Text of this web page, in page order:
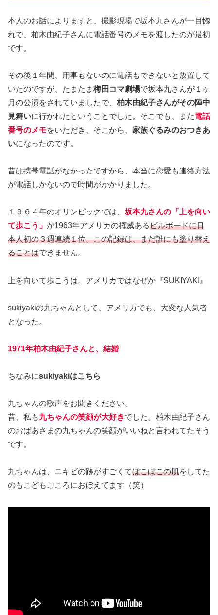
本人のお話によりますと、撮影現場で坂本九さんが一目惚
れで、柏木由紀子さんに電話番号のメモを渡したのが最初
です。
その後１年間、用事もないのに電話もできないと放置して
いたのですが、たまたま 梅田コマ劇場で坂本九さんが１ヶ
月の公演をされていましたで、 柏木由紀子さんがその陣中
見舞いに行かれたということでした。そこでも、また電話
番号のメモをいただき、そこから、 家族ぐるみのおつきあ
いになったのです。
昔は携帯電話がなかったですから、本当に恋愛も連絡方法
が電話しかないので時間がかかりました。
１９６４年のオリンピックでは、 坂本九さんの「上を向い
て歩こう」 が1963年アメリカの権威あるビルボードに日
本人初の３週連続１位。この記録は、まだ誰にも塗り替え
ることはできません。
上を向いて歩こうは。アメリカではなぜか『SUKIYAKI』
sukiyakiの九ちゃんとして、アメリカでも、大変な人気者
となった。
1971年柏木由紀子さんと、結婚
ちなみにsukiyakiはこちら
九ちゃんの歌声をお聞きください。
昔、私も九ちゃんの笑顔が大好きでした。柏木由紀子さん
のおばあさまの九ちゃんの笑顔がいいねと言われてたそう
です。
九ちゃんは、ニキビの跡がすごくてぼこぼこの肌をしてた
のもこどもごころにおぼえてます（笑）